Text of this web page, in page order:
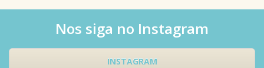
Nos siga no Instagram
INSTAGRAM